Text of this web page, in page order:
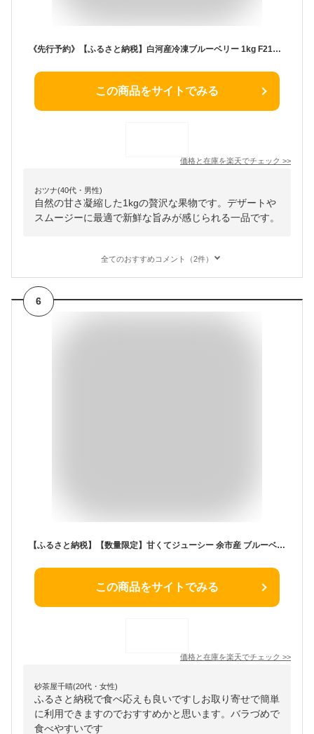
《先行予約》【ふるさと納税】白河産冷凍ブルーベリー 1kg F21R-051
この商品をサイトでみる
価格と在庫を楽天でチェック >>
おツナ(40代・男性)
自然の甘さ凝縮した1kgの贅沢な果物です。デザートや
スムージーに最適で新鮮な旨みが感じられる一品です。
全てのおすすめコメント（2件）
6
【ふるさと納税】【数量限定】甘くてジューシー 余市産 ブルーベリー 冷凍 北海道 余市町 国産 抗酸化作用 フルーツ 果物 お取り寄せ 小分け パック スムージー ジュース バラ詰め 不揃い 送料無料
この商品をサイトでみる
価格と在庫を楽天でチェック >>
砂茶屋千晴(20代・女性)
ふるさと納税で食べ応えも良いですしお取り寄せで簡単
に利用できますのでおすすめかと思います。バラづめで
食べやすいです